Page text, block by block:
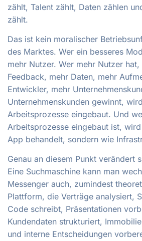
zählt, Talent zählt, Daten zählen
zählt.
Das ist kein moralischer
des Marktes. Wer ein besseres
mehr Nutzer. Wer mehr Nutzer
Feedback, mehr Daten, mehr
Entwickler, mehr
Unternehmenskunden gewinnt,
Arbeitsprozesse eingebaut. Und
Arbeitsprozesse eingebaut ist,
App behandelt, sondern wie
Genau an diesem Punkt verändert
Eine Suchmaschine kann man
Messenger auch, zumindest
Plattform, die Verträge analysiert,
Code schreibt, Präsentationen
Kundendaten strukturiert,
und interne Entscheidungen